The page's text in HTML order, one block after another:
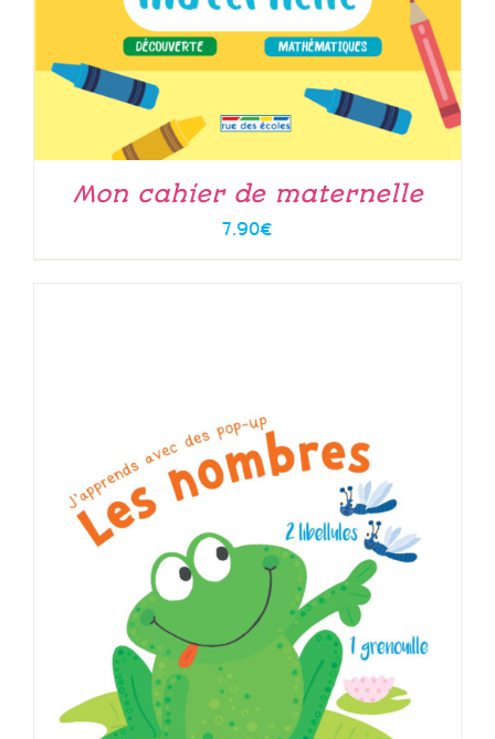
Mon cahier de maternelle
7.90€